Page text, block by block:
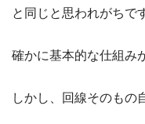
と同じと思われがちで
確かに基本的な仕組み
しかし、回線そのもの